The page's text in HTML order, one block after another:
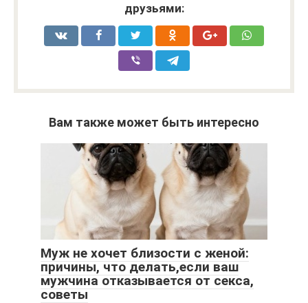
друзьями:
Вам также может быть интересно
Муж не хочет близости с женой:
причины, что делать,если ваш
мужчина отказывается от секса,
советы